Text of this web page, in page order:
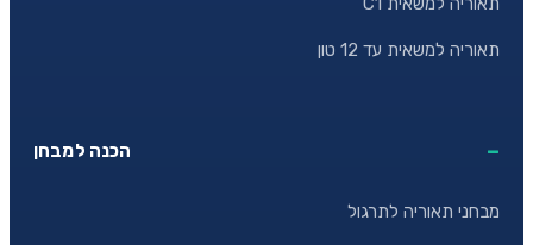
תאוריה למשאית עד 12 טון
הכנה למבחן
מבחני תאוריה לתרגול